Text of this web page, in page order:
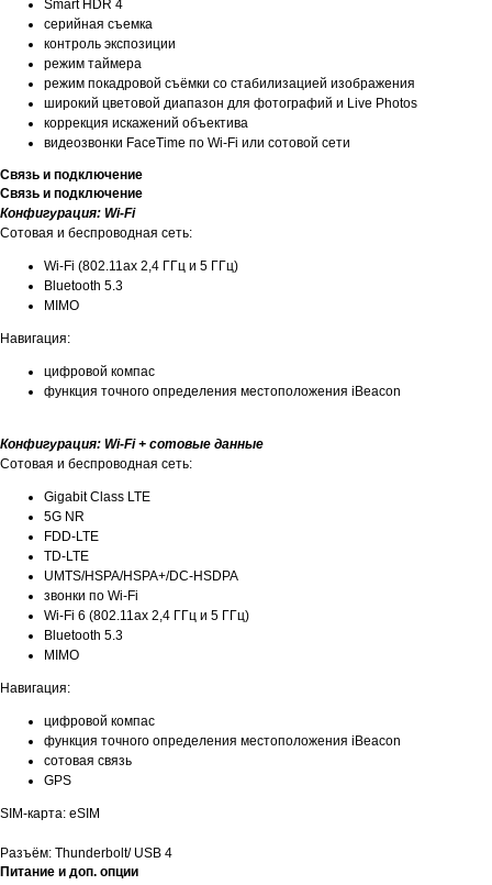
Smart HDR 4
серийная съемка
контроль экспозиции
режим таймера
режим покадровой съёмки со стабилизацией изображения
широкий цветовой диапазон для фотографий и Live Photos
коррекция искажений объектива
видеозвонки FaceTime по Wi‑Fi или сотовой сети
Связь и подключение
Связь и подключение
Конфигурация: Wi-Fi
Сотовая и беспроводная сеть:
Wi-Fi (802.11ax 2,4 ГГц и 5 ГГц)
Bluetooth 5.3
MIMO
Навигация:
цифровой компас
функция точного определения местоположения iBeacon
Конфигурация: Wi-Fi + сотовые данные
Сотовая и беспроводная сеть:
Gigabit Class LTE
5G NR
FDD-LTE
TD-LTE
UMTS/HSPA/HSPA+/DC‑HSDPA
звонки по Wi-Fi
Wi-Fi 6 (802.11ax 2,4 ГГц и 5 ГГц)
Bluetooth 5.3
MIMO
Навигация:
цифровой компас
функция точного определения местоположения iBeacon
cотовая связь
GPS
SIM-карта: eSIM
Разъём: Thunderbolt/ USB 4
Питание и доп. опции